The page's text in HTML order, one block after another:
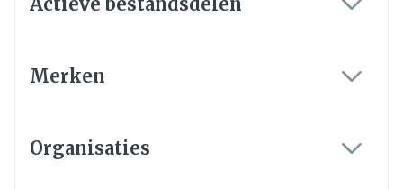
Merken
Organisaties